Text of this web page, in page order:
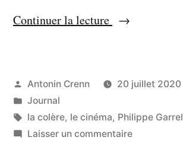
Continuer la lecture « Une
en
Publié
par
Antonin Crenn
20 juillet 2020
Publié
dans
Journal
Étiquettes :
la colère, le cinéma, Philippe Garrel
Laisser un commentairesur